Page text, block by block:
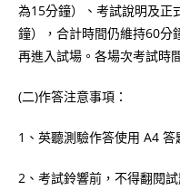
為15分鐘）、考試說明及正
鐘），合計時間仍維持60分
再進入試場。各場次考試時
(二)作答注意事項：
1、英聽測驗作答使用 A4
2、考試鈴響前，不得翻閱